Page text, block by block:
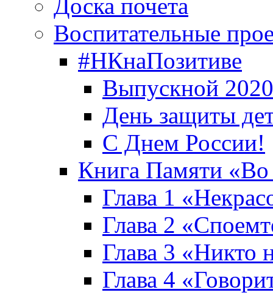
Доска почета
Воспитательные
#НКнаПозитиве
Выпускной
День защиты
С Днем России!
Книга Памяти
Глава 1
Глава 2
Глава 3 «Никто
Глава 4